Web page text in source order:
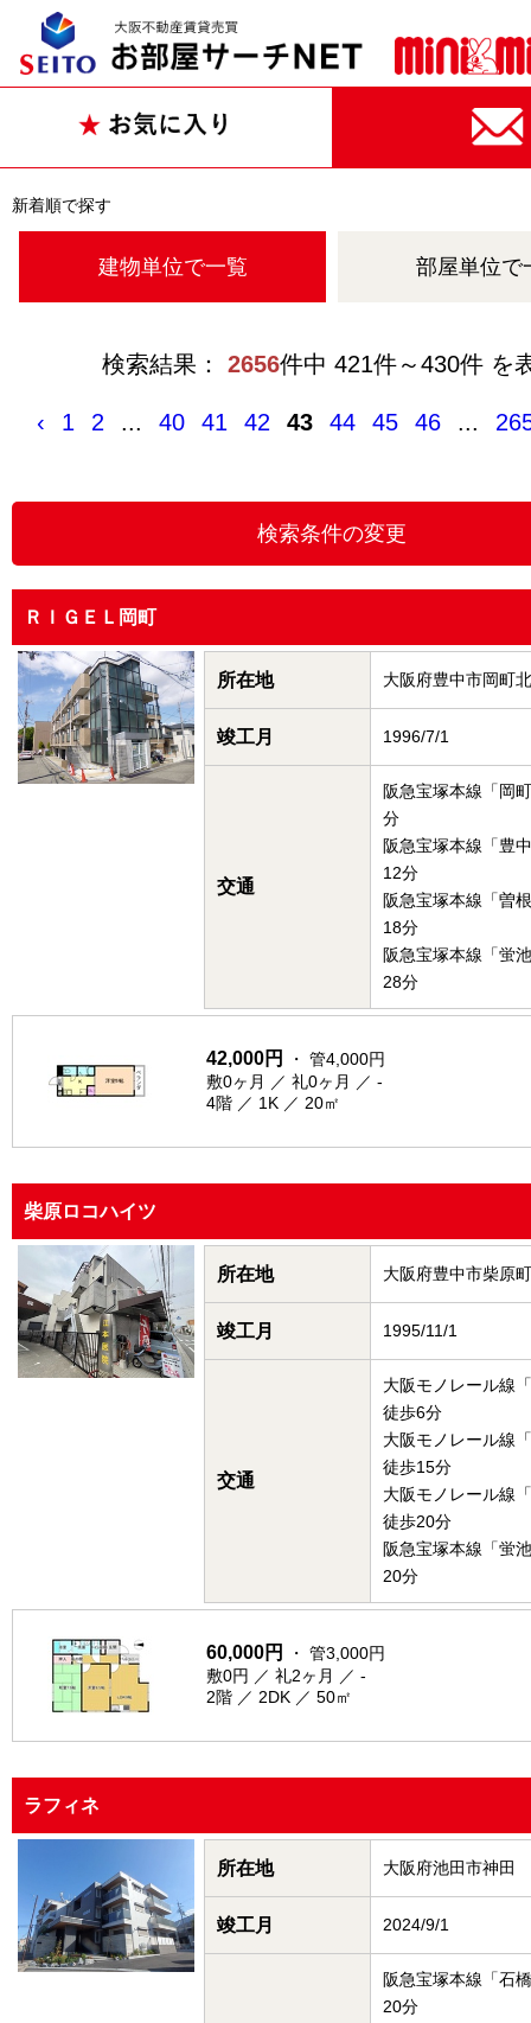
新着順で探す
建物単位で一覧 部屋単位で
検索結果： 2656件中 421件～430件 を
‹ 1 2 ... 40 41 42 43 44 45 46 ...
ＲＩＧＥＬ岡町
所在地 大阪府豊中市岡町北
竣工月 1996/7/1
交通
阪急宝塚本線「岡
分
阪急宝塚本線「豊
12分
阪急宝塚本線「曽
18分
阪急宝塚本線「蛍
28分
42,000円
・ 管4,000円
敷0ヶ月 ／ 礼0ヶ月 ／ -
4階 ／ 1K ／ 20㎡
柴原ロコハイツ
所在地 大阪府豊中市柴原町
竣工月 1995/11/1
交通
大阪モノレール線
徒歩6分
大阪モノレール線
徒歩15分
大阪モノレール線
徒歩20分
阪急宝塚本線「蛍
20分
60,000円
・ 管3,000円
敷0円 ／ 礼2ヶ月 ／ -
2階 ／ 2DK ／ 50㎡
ラフィネ
所在地 大阪府池田市神田
竣工月 2024/9/1
阪急宝塚本線「石
20分